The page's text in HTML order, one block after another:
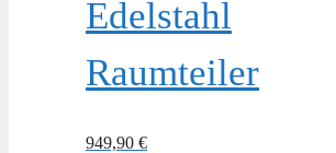
Edelstahl
Raumteiler
949,90 €